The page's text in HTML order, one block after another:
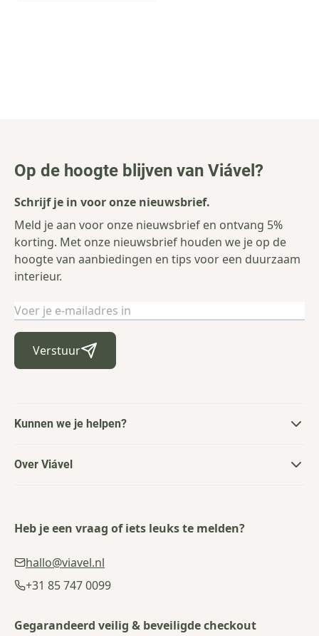
Op de hoogte blijven van Viável?
Schrijf je in voor onze nieuwsbrief.
Meld je aan voor onze nieuwsbrief en ontvang 5%
korting. Met onze nieuwsbrief houden we je op de
hoogte van aanbiedingen en tips voor een duurzaam
interieur.
E-mailadres
Verstuur
Kunnen we je helpen?
Over Viável
Heb je een vraag of iets leuks te melden?
hallo@viavel.nl
+31 85 747 0099
Gegarandeerd veilig & beveiligde checkout